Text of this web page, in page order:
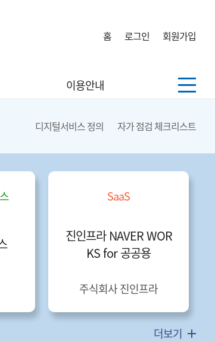
홈 로그인 회원가입
이용안내
디지털서비스 정의 자가 점검 체크리스트
SaaS
진인프라 NAVER WOR
KS for 공공용
주식회사 진인프라
더보기